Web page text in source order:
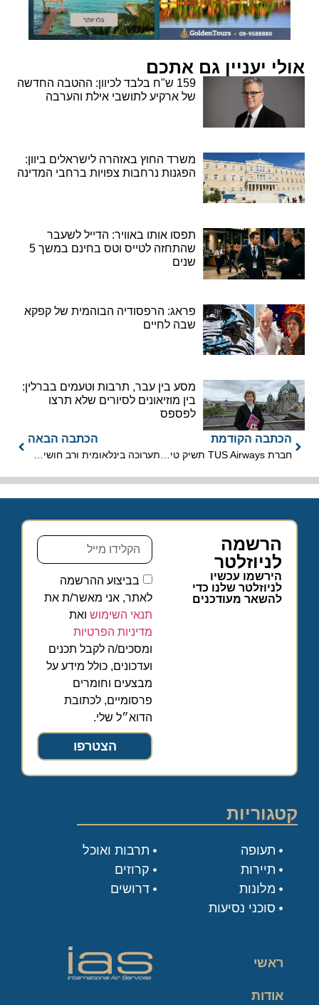
אולי יעניין גם אתכם
159 ש"ח בלבד לכיוון: ההטבה החדשה
של ארקיע לתושבי אילת והערבה
משרד החוץ באזהרה לישראלים ביוון:
הפגנות נרחבות צפויות ברחבי המדינה
תפסו אותו באוויר: הדייל לשעבר
שהתחזה לטייס וטס בחינם במשך 5
שנים
פראג: הרפסודיה הבוהמית של קפקא
שבה לחיים
מסע בין עבר, תרבות וטעמים בברלין:
בין מוזיאונים לסיורים שלא תרצו
לפספס
הכתבה הקודמת
חברת TUS Airways תשיק טיסות ישירות מתל-אביב לאתונה ולסלוניקי
הכתבה הבאה
תערוכה בינלאומית ורב חושית של גוסטב קלימט במדעטק, חיפה
הרשמה
לניוזלטר
הירשמו עכשיו
לניוזלטר שלנו כדי
להשאר מעודכנים
בביצוע ההרשמה
לאתר, אני מאשר/ת את
תנאי השימוש ואת
מדיניות הפרטיות
ומסכים/ה לקבל תכנים
ועדכונים, כולל מידע על
מבצעים וחומרים
פרסומיים, לכתובת
הדוא״ל שלי.
הצטרפו
קטגוריות
תעופה
תיירות
מלונות
סוכני נסיעות
תרבות ואוכל
קרוזים
דרושים
ראשי
אודות